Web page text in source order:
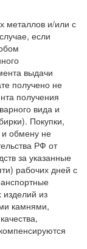
металлов и/или с
если
выдачи
получено не
получения
вида и
Покупки,
обмену не
РФ от
за указанные
рабочих дней с
из
камнями,